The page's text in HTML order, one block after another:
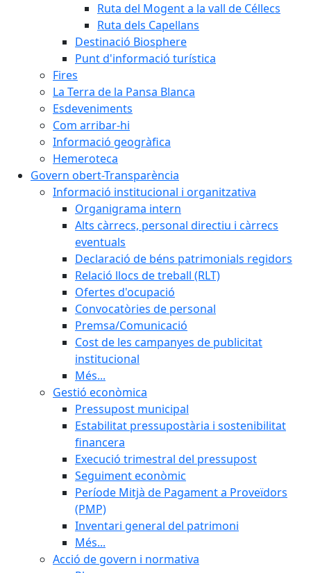
Ruta del Mogent a la vall de Céllecs
Ruta dels Capellans
Destinació Biosphere
Punt d'informació turística
Fires
La Terra de la Pansa Blanca
Esdeveniments
Com arribar-hi
Informació geogràfica
Hemeroteca
Govern obert-Transparència
Informació institucional i organitzativa
Organigrama intern
Alts càrrecs, personal directiu i càrrecs
eventuals
Declaració de béns patrimonials regidors
Relació llocs de treball (RLT)
Ofertes d'ocupació
Convocatòries de personal
Premsa/Comunicació
Cost de les campanyes de publicitat
institucional
Més...
Gestió econòmica
Pressupost municipal
Estabilitat pressupostària i sostenibilitat
financera
Execució trimestral del pressupost
Seguiment econòmic
Període Mitjà de Pagament a Proveïdors
(PMP)
Inventari general del patrimoni
Més...
Acció de govern i normativa